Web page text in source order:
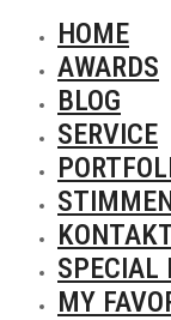
HOME
AWARDS
BLOG
SERVICE
SPECIAL
MY